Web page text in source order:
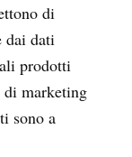
di
dai dati
prodotti
marketing
sono a